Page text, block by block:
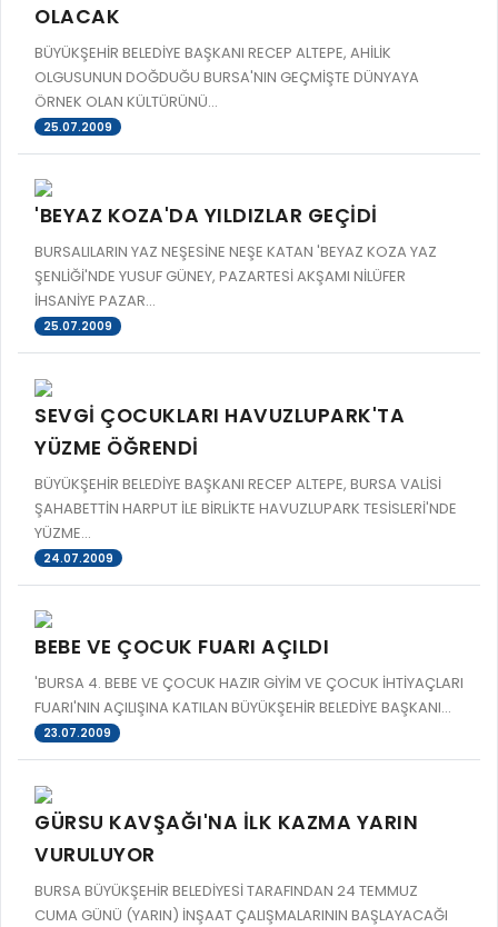
OLACAK
BÜYÜKŞEHİR BELEDİYE BAŞKANI RECEP ALTEPE, AHİLİK
OLGUSUNUN DOĞDUĞU BURSA'NIN GEÇMİŞTE DÜNYAYA
ÖRNEK OLAN KÜLTÜRÜNÜ...
25.07.2009
'BEYAZ KOZA'DA YILDIZLAR GEÇİDİ
BURSALILARIN YAZ NEŞESİNE NEŞE KATAN 'BEYAZ KOZA YAZ
ŞENLİĞİ'NDE YUSUF GÜNEY, PAZARTESİ AKŞAMI NİLÜFER
İHSANİYE PAZAR...
25.07.2009
SEVGİ ÇOCUKLARI HAVUZLUPARK'TA
YÜZME ÖĞRENDİ
BÜYÜKŞEHİR BELEDİYE BAŞKANI RECEP ALTEPE, BURSA VALİSİ
ŞAHABETTİN HARPUT İLE BİRLİKTE HAVUZLUPARK TESİSLERİ'NDE
YÜZME...
24.07.2009
BEBE VE ÇOCUK FUARI AÇILDI
'BURSA 4. BEBE VE ÇOCUK HAZIR GİYİM VE ÇOCUK İHTİYAÇLARI
FUARI'NIN AÇILIŞINA KATILAN BÜYÜKŞEHİR BELEDİYE BAŞKANI...
23.07.2009
GÜRSU KAVŞAĞI'NA İLK KAZMA YARIN
VURULUYOR
BURSA BÜYÜKŞEHİR BELEDİYESİ TARAFINDAN 24 TEMMUZ
CUMA GÜNÜ (YARIN) İNŞAAT ÇALIŞMALARININ BAŞLAYACAĞI